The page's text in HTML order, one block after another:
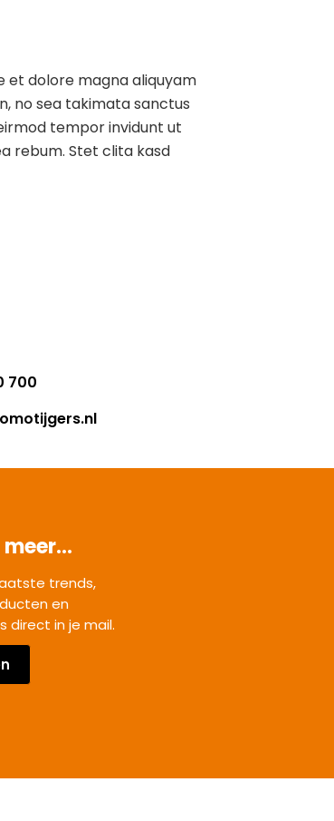
et dolore magna aliquyam
no sea takimata sanctus
tempor invidunt ut
rebum. Stet clita kasd
700
trends,
en
direct in je mail.